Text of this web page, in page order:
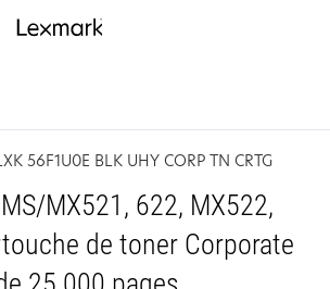
56F1U0E BLK UHY CORP TN CRTG
MX521, 622, MX522,
de toner Corporate